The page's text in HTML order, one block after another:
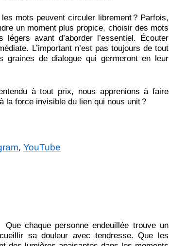
mots peuvent circuler librement ? Parfois,
un moment plus propice, choisir des mots
avant d’aborder l’essentiel. Écouter
L’important n’est pas toujours de tout
graines de dialogue qui germeront en leur
à tout prix, nous apprenions à faire
la force invisible du lien qui nous unit ?
, YouTube
Que chaque personne endeuillée trouve un
sa douleur avec tendresse. Que les